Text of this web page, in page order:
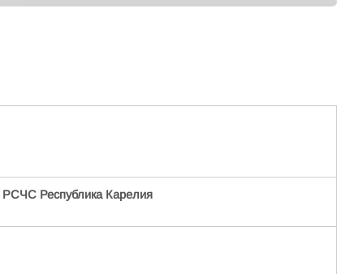
РСЧС Республика Карелия